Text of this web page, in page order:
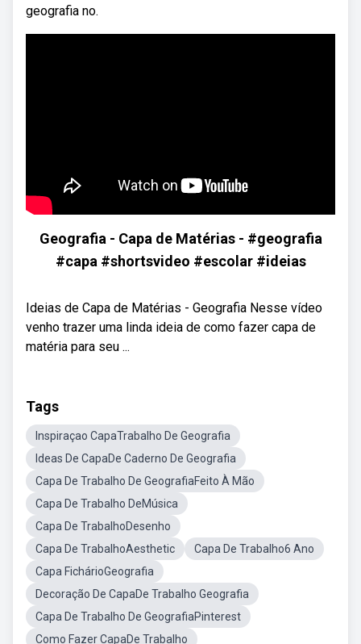
geografia no.
Geografia - Capa de Matérias - #geografia
#capa #shortsvideo #escolar #ideias
Ideias de Capa de Matérias - Geografia Nesse vídeo
venho trazer uma linda ideia de como fazer capa de
matéria para seu ...
Tags
Inspiraçao CapaTrabalho De Geografia
Ideas De CapaDe Caderno De Geografia
Capa De Trabalho De GeografiaFeito À Mão
Capa De Trabalho DeMúsica
Capa De TrabalhoDesenho
Capa De TrabalhoAesthetic
Capa De Trabalho6 Ano
Capa FichárioGeografia
Decoração De CapaDe Trabalho Geografia
Capa De Trabalho De GeografiaPinterest
Como Fazer CapaDe Trabalho